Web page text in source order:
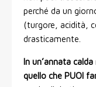
perché da un
(turgore, acidità,
drasticamente.
In un’annata
quello che PUOI